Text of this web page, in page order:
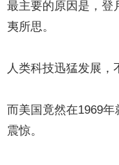
最主要的原因是，登
夷所思。
人类科技迅猛发展，
而美国竟然在1969
震惊。